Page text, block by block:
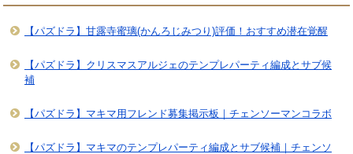
【パズドラ】甘露寺蜜璃(かんろじみつり)評価！おすすめ潜在覚醒
【パズドラ】クリスマスアルジェのテンプレパーティ編成とサブ候
補
【パズドラ】マキマ用フレンド募集掲示板｜チェンソーマンコラボ
【パズドラ】マキマのテンプレパーティ編成とサブ候補｜チェンソ